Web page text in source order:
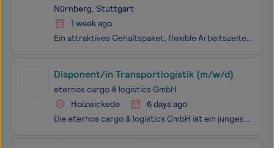
Nürnberg, Stuttgart
1 week ago
Ein attraktives Gehaltspaket, flexible Arbeitszeiten und ein internationales Team, das Innovation lebt - das sind nur einige der Vorzüge, die diese Position bietet. Unser Mandant sucht einen Exportsachbearbeiter (m/w/d), der mit Leidenschaft für logistische Abläufe überzeugt. Diese Personalverm
Disponent/in Transportlogistik (m/w/d)
eternos cargo & logistics GmbH
Holzwickede
6 days ago
Die eternos cargo & logistics GmbH ist ein junges und dynamisches Unternehmen in der Transport- und Logistikbranche, das sich durch hohe Flexibilität und individuelle Kundenbetreuung auszeichnet. Wir bieten maßgeschneiderte Transportlösungen und optimieren kontinuierlich unsere Logistikprozesse, um